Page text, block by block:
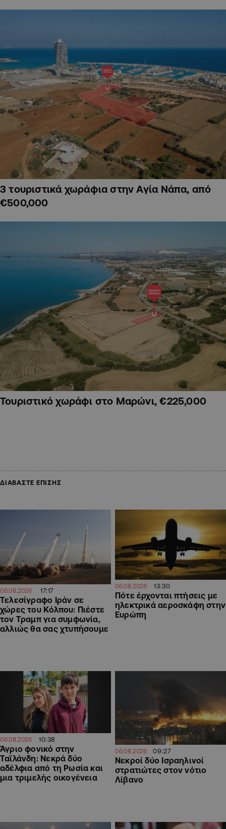
3 τουριστικά χωράφια στην Αγία Νάπα, από
€500,000
Τουριστικό χωράφι στο Μαρώνι, €225,000
ΔΙΑΒΑΣΤΕ ΕΠΙΣΗΣ
06.08.2026 17:17
Τελεσίγραφο Ιράν σε
χώρες του Κόλπου: Πιέστε
τον Τραμπ για συμφωνία,
αλλιώς θα σας χτυπήσουμε
06.08.2026 13:30
Πότε έρχονται πτήσεις με
ηλεκτρικά αεροσκάφη στην
Ευρώπη
06.08.2026 10:38
Άγριο φονικό στην
Ταϊλάνδη: Νεκρά δύο
αδέλφια από τη Ρωσία και
μια τριμελής οικογένεια
06.08.2026 09:27
Νεκροί δύο Ισραηλινοί
στρατιώτες στον νότιο
Λίβανο